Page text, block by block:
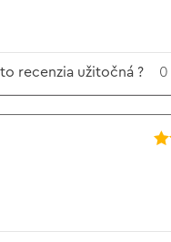
recenzia užitočná ? 0